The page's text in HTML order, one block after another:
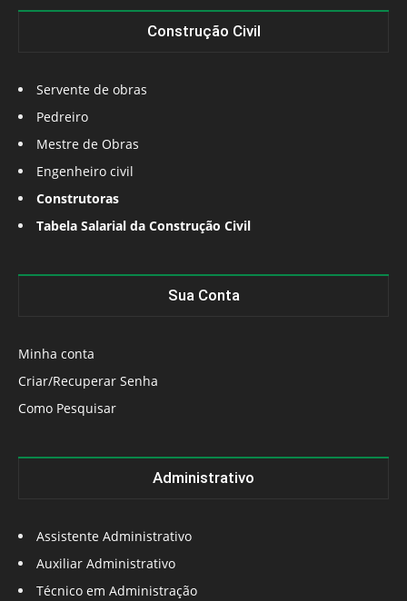
Construção Civil
Servente de obras
Pedreiro
Mestre de Obras
Engenheiro civil
Construtoras
Tabela Salarial da Construção Civil
Sua Conta
Minha conta
Criar/Recuperar Senha
Como Pesquisar
Administrativo
Assistente Administrativo
Auxiliar Administrativo
Técnico em Administração